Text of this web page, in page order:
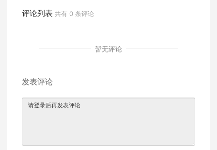
评论列表 共有 0 条评论
暂无评论
发表评论